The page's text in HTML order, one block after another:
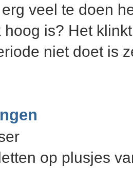
veel te doen
hoog is? Het
niet doet is
op plusjes